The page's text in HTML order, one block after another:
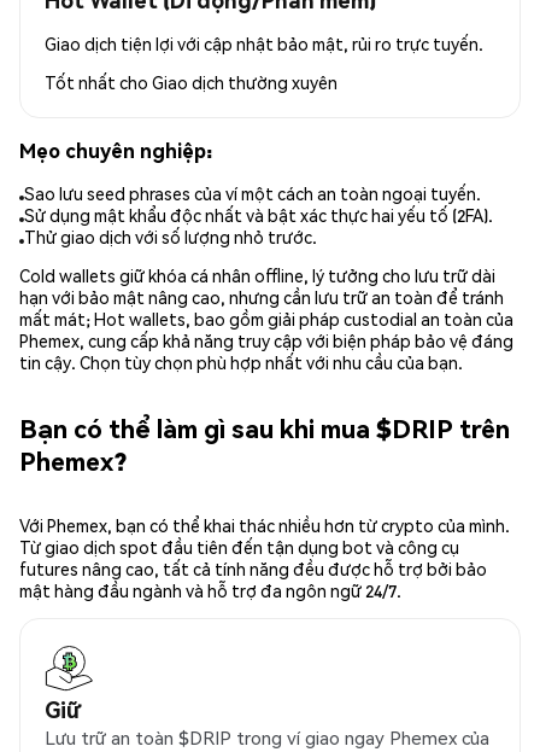
Giao dịch tiện lợi với cập nhật bảo mật, rủi ro trực tuyến.
Tốt nhất cho Giao dịch thường xuyên
Mẹo chuyên nghiệp:
Sao lưu seed phrases của ví một cách an toàn ngoại tuyến.
Sử dụng mật khẩu độc nhất và bật xác thực hai yếu tố (2FA).
Thử giao dịch với số lượng nhỏ trước.
Cold wallets giữ khóa cá nhân offline, lý tưởng cho lưu trữ dài
hạn với bảo mật nâng cao, nhưng cần lưu trữ an toàn để tránh
mất mát; Hot wallets, bao gồm giải pháp custodial an toàn của
Phemex, cung cấp khả năng truy cập với biện pháp bảo vệ đáng
tin cậy. Chọn tùy chọn phù hợp nhất với nhu cầu của bạn.
Bạn có thể làm gì sau khi mua $DRIP trên
Phemex?
Với Phemex, bạn có thể khai thác nhiều hơn từ crypto của mình.
Từ giao dịch spot đầu tiên đến tận dụng bot và công cụ
futures nâng cao, tất cả tính năng đều được hỗ trợ bởi bảo
mật hàng đầu ngành và hỗ trợ đa ngôn ngữ 24/7.
Giữ
Lưu trữ an toàn $DRIP trong ví giao ngay Phemex của